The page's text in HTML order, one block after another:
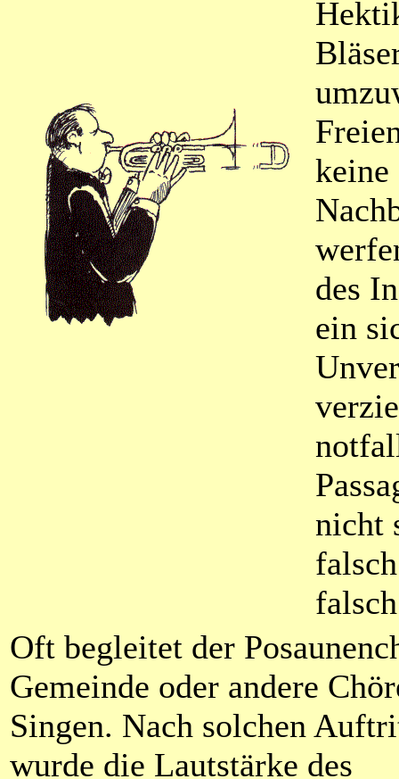
keine
des
ein
nicht
Oft begleitet der
Gemeinde oder andere
Singen. Nach solchen
wurde die Lautstärke des